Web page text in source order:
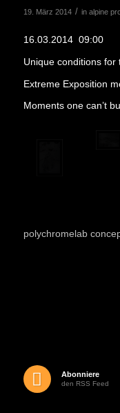
19. März 2014 / in alpine
16.03.2014 09:00
Unique conditions for
Extreme Exposition
Moments one can’t
polychromelab
Abonniere
den RSS Feed